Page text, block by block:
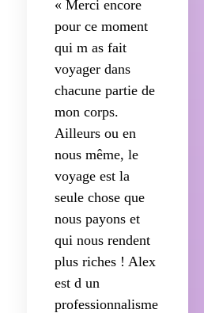
« Merci encore
pour ce moment
qui m as fait
voyager dans
chacune partie de
mon corps.
Ailleurs ou en
nous même, le
voyage est la
seule chose que
nous payons et
qui nous rendent
plus riches ! Alex
est d un
professionnalisme